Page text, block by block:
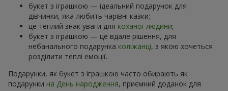
букет з іграшкою — ідеальний подарунок для
дівчинки, яка любить чарівні казки;
це теплий знак уваги для коханої людини;
букет з іграшкою — це вдале рішення, для
небанального подарунка коліжанці, з якою хочеться
розділити теплі емоції.
Подарунки, як букет з іграшкою часто обирають як
подарунки на День народження, приємний доданок для